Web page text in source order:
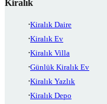
Kiralık
Kiralık Daire
Kiralık Ev
Kiralık Villa
Günlük Kiralık Ev
Kiralık Yazlık
Kiralık Depo